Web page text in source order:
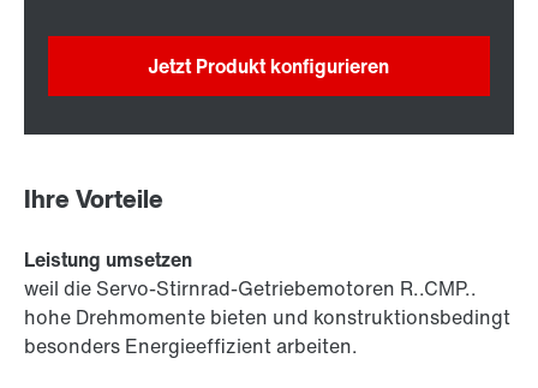
Jetzt Produkt konfigurieren
Ihre Vorteile
Leistung umsetzen
weil die Servo-Stirnrad-Getriebemotoren R..CMP..
hohe Drehmomente bieten und konstruktionsbedingt
besonders Energieeffizient arbeiten.